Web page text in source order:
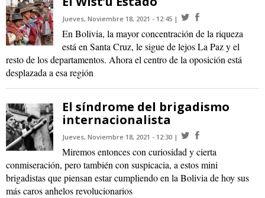
Jueves, Noviembre 18, 2021 - 12:45
En Bolivia, la mayor concentración de la riqueza
está en Santa Cruz, le sigue de lejos La Paz y el
resto de los departamentos. Ahora el centro de la oposición está
desplazada a esa región
El síndrome del brigadismo
internacionalista
Jueves, Noviembre 18, 2021 - 12:30
Miremos entonces con curiosidad y cierta
conmiseración, pero también con suspicacia, a estos mini
brigadistas que piensan estar cumpliendo en la Bolivia de hoy sus
más caros anhelos revolucionarios